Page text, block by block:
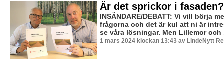
Är det sprickor i fasaden?
INSÄNDARE/DEBATT: Vi vill börja
frågorna och det är kul att ni är
se våra lösningar. Men Lillemor och
1 mars 2024 klockan 13:43 av LindeNytt